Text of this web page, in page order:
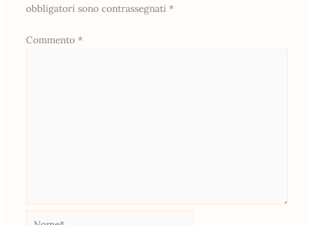
obbligatori sono contrassegnati *
Commento *
Nome*